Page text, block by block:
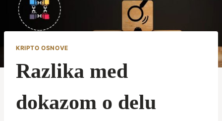
KRIPTO OSNOVE
Razlika med
dokazom o delu